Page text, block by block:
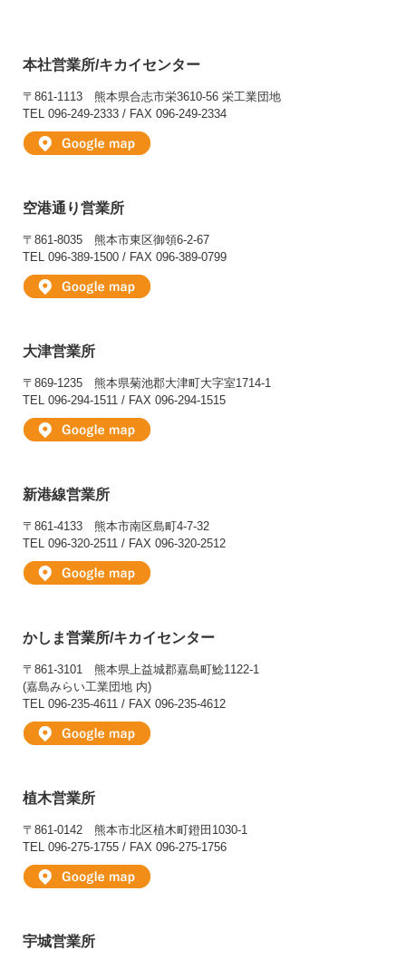
本社営業所/キカイセンター
〒861-1113 熊本県合志市栄3610-56 栄工業団地
TEL 096-249-2333 / FAX 096-249-2334
空港通り営業所
〒861-8035 熊本市東区御領6-2-67
TEL 096-389-1500 / FAX 096-389-0799
大津営業所
〒869-1235 熊本県菊池郡大津町大字室1714-1
TEL 096-294-1511 / FAX 096-294-1515
新港線営業所
〒861-4133 熊本市南区島町4-7-32
TEL 096-320-2511 / FAX 096-320-2512
かしま営業所/キカイセンター
〒861-3101 熊本県上益城郡嘉島町鯰1122-1
(嘉島みらい工業団地 内)
TEL 096-235-4611 / FAX 096-235-4612
植木営業所
〒861-0142 熊本市北区植木町鐙田1030-1
TEL 096-275-1755 / FAX 096-275-1756
宇城営業所